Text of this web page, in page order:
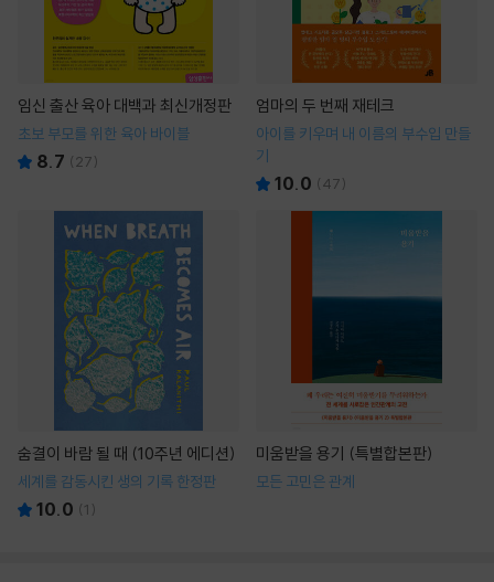
임신 출산 육아 대백과 최신개정판
초보 부모를 위한 육아 바이블
8.7 ( 27)
엄마의 두 번째 재테크
아이를 키우며 내 이름의 부수입 만들
기
10.0 (47)
숨결이 바람 될 때 (10주년 에디션)
세계를 감동시킨 생의 기록 한정판
10.0 (1 )
미움받을 용기 (특별합본판)
모든 고민은 관계